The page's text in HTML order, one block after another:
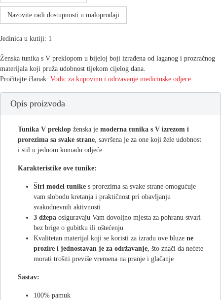
Nazovite radi dostupnosti u maloprodaji
Jedinica u kutiji: 1
Ženska tunika s V preklopom u bijeloj boji izrađena od laganog i prozračnog
materijala koji pruža udobnost tijekom cijelog dana.
Pročitajte članak: Vodic za kupovinu i odrzavanje medicinske odjece
Opis proizvoda
Tunika V preklop ženska je moderna tunika s V izrezom i
prorezima sa svake strane , savršena je za one koji žele udobnost
i stil u jednom komadu odjeće.
Karakteristike ove tunike:
Širi model tunike s prorezima sa svake strane omogućuje
vam slobodu kretanja i praktičnost pri obavljanju
svakodnevnih aktivnosti
3 džepa osiguravaju Vam dovoljno mjesta za pohranu stvari
bez brige o gubitku ili oštećenju
Kvalitetan materijal koji se koristi za izradu ove bluze ne
prozire i jednostavan je za održavanje , što znači da nećete
morati trošiti previše vremena na pranje i glačanje
Sastav:
100% pamuk